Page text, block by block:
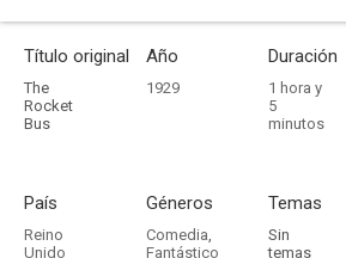
Título original
The
Rocket
Bus
Año
1929
Duración
1 hora y
5
minutos
País
Reino
Unido
Géneros
Comedia,
Fantástico
Temas
Sin
temas